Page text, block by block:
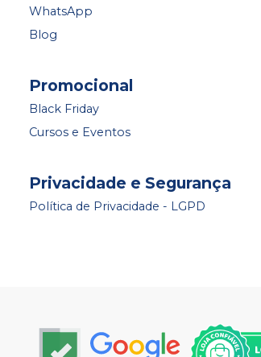
WhatsApp
Blog
Promocional
Black Friday
Cursos e Eventos
Privacidade e Segurança
Política de Privacidade - LGPD